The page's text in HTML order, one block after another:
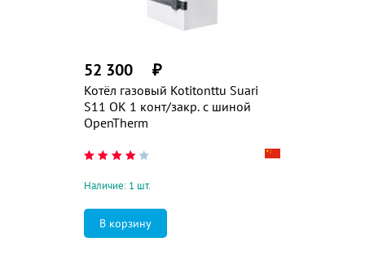
Котёл газовый Kotitonttu Suari
S11 OK 1 конт/закр. с шиной
OpenTherm
52 300 ₽
Наличие: 1 шт.